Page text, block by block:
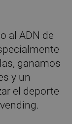
al ADN de
ganamos
y un
el deporte